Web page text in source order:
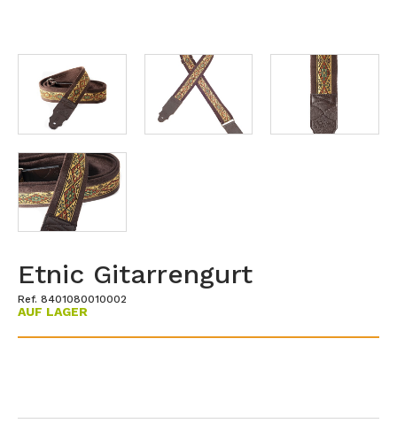
Etnic Gitarrengurt
Ref. 8401080010002
AUF LAGER